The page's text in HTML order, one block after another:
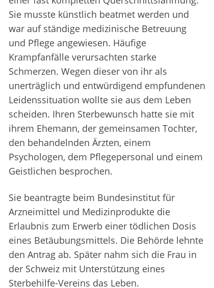
Sie musste künstlich beatmet werden und
war auf ständige medizinische Betreuung
und Pflege angewiesen. Häufige
Krampfanfälle verursachten starke
Schmerzen. Wegen dieser von ihr als
unerträglich und entwürdigend empfundenen
Leidenssituation wollte sie aus dem Leben
scheiden. Ihren Sterbewunsch hatte sie mit
ihrem Ehemann, der gemeinsamen Tochter,
den behandelnden Ärzten, einem
Psychologen, dem Pflegepersonal und einem
Geistlichen besprochen.
Sie beantragte beim Bundesinstitut für
Arzneimittel und Medizinprodukte die
Erlaubnis zum Erwerb einer tödlichen Dosis
eines Betäubungsmittels. Die Behörde lehnte
den Antrag ab. Später nahm sich die Frau in
der Schweiz mit Unterstützung eines
Sterbehilfe-Vereins das Leben.